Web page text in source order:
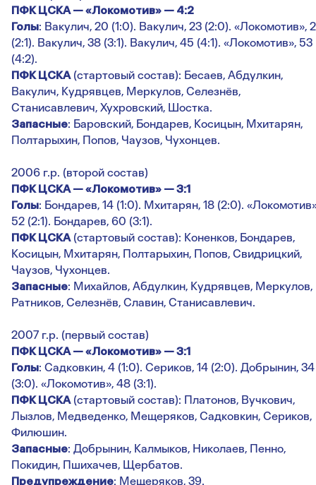
ПФК ЦСКА — «Локомотив» — 4:2
Голы: Вакулич, 20 (1:0). Вакулич, 23 (2:0). «Локомотив»,
(2:1). Вакулич, 38 (3:1). Вакулич, 45 (4:1). «Локомотив», 53
(4:2).
ПФК ЦСКА(стартовый состав): Бесаев, Абдулкин,
Вакулич, Кудрявцев, Меркулов, Селезнёв,
Станисавлевич, Хухровский, Шостка.
Запасные: Баровский, Бондарев, Косицын, Мхитарян,
Полтарыхин, Попов, Чаузов, Чухонцев.
2006 г.р. (второй состав)
ПФК ЦСКА — «Локомотив» — 3:1
Голы: Бондарев, 14 (1:0). Мхитарян, 18 (2:0).
52 (2:1). Бондарев, 60 (3:1).
ПФК ЦСКА(стартовый состав): Коненков, Бондарев,
Косицын, Мхитарян, Полтарыхин, Попов, Свидрицкий,
Чаузов, Чухонцев.
Запасные: Михайлов, Абдулкин, Кудрявцев, Меркулов,
Ратников, Селезнёв, Славин, Станисавлевич.
2007 г.р. (первый состав)
ПФК ЦСКА — «Локомотив» — 3:1
Голы: Садковкин, 4 (1:0). Сериков, 14 (2:0). Добрынин, 34
(3:0). «Локомотив», 48 (3:1).
ПФК ЦСКА(стартовый состав): Платонов, Вучкович,
Лызлов, Медведенко, Мещеряков, Садковкин, Сериков,
Филюшин.
Запасные: Добрынин, Калмыков, Николаев, Пенно,
Покидин, Пшихачев, Щербатов.
Предупреждение: Мещеряков, 39.